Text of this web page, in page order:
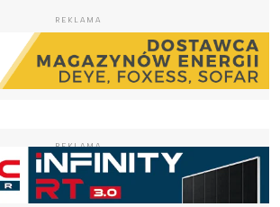
REKLAMA
REKLAMA